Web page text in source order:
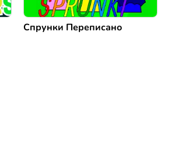
Спрунки Переписано